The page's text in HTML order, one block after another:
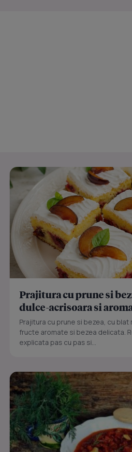
Prajitura cu prune si
dulce-acrisoara si
Prajitura cu prune si bezea, cu blat
fructe aromate si bezea delicata.
explicata pas cu pas si...